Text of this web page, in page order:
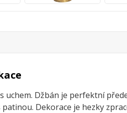
uchem. Džbán je perfektní
Dekorace je hezky